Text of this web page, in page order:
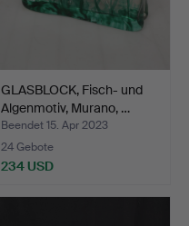
GLASBLOCK, Fisch- und
Algenmotiv, Murano, …
Beendet 15. Apr 2023
24 Gebote
234 USD